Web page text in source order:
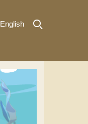
English